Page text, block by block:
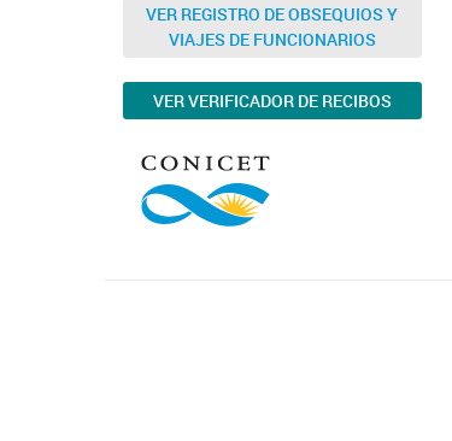
VER REGISTRO DE OBSEQUIOS Y
VIAJES DE FUNCIONARIOS
VER VERIFICADOR DE RECIBOS